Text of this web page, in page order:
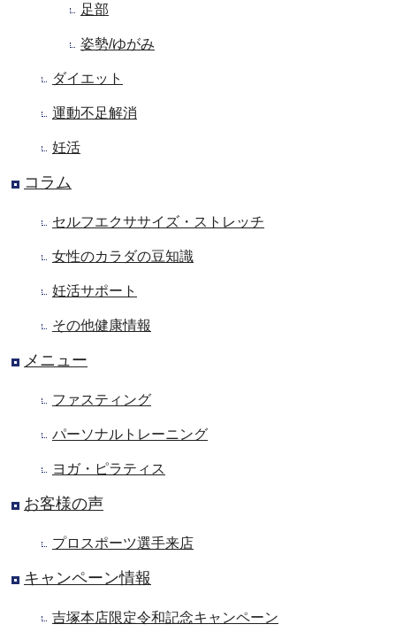
足部
姿勢/ゆがみ
ダイエット
運動不足解消
妊活
コラム
セルフエクササイズ・ストレッチ
女性のカラダの豆知識
妊活サポート
その他健康情報
メニュー
ファスティング
パーソナルトレーニング
ヨガ・ピラティス
お客様の声
プロスポーツ選手来店
キャンペーン情報
吉塚本店限定令和記念キャンペーン